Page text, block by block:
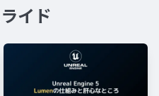
イド